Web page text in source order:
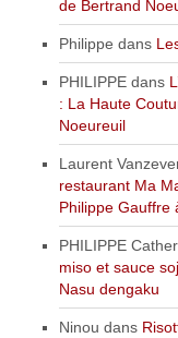
de Bertrand
Philippe dans
PHILIPPE dans
: La Haute
Noeureuil
Laurent
restaurant Ma
Philippe Gauffre
PHILIPPE
miso et sauce
Nasu dengaku
Ninou dans